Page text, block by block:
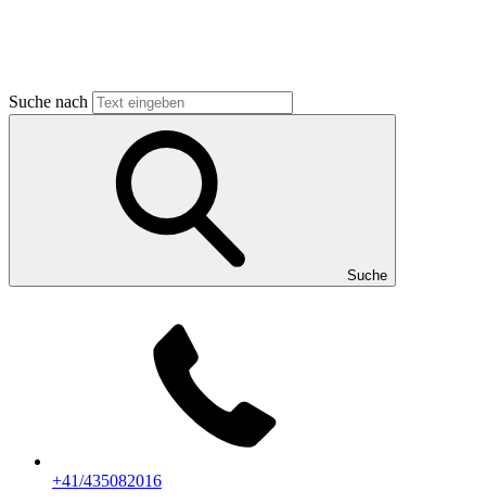
Suche nach
Suche
+41/435082016